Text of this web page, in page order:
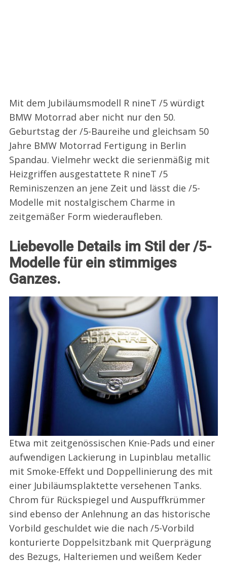
Mit dem Jubiläumsmodell R nineT /5 würdigt
BMW Motorrad aber nicht nur den 50.
Geburtstag der /5-Baureihe und gleichsam 50
Jahre BMW Motorrad Fertigung in Berlin
Spandau. Vielmehr weckt die serienmäßig mit
Heizgriffen ausgestattete R nineT /5
Reminiszenzen an jene Zeit und lässt die /5-
Modelle mit nostalgischem Charme in
zeitgemäßer Form wiederaufleben.
Liebevolle Details im Stil der /5-
Modelle für ein stimmiges
Ganzes.
Etwa mit zeitgenössischen Knie-Pads und einer
aufwendigen Lackierung in Lupinblau metallic
mit Smoke-Effekt und Doppellinierung des mit
einer Jubiläumsplaktette versehenen Tanks.
Chrom für Rückspiegel und Auspuffkrümmer
sind ebenso der Anlehnung an das historische
Vorbild geschuldet wie die nach /5-Vorbild
konturierte Doppelsitzbank mit Querprägung
des Bezugs, Halteriemen und weißem Keder